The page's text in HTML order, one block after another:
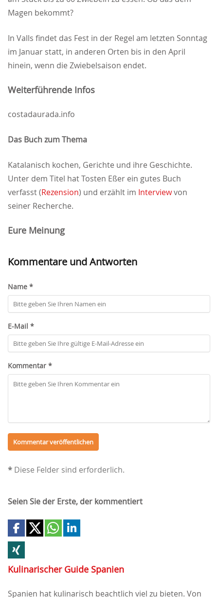
Magen bekommt?
In Valls findet das Fest in der Regel am letzten Sonntag
im Januar statt, in anderen Orten bis in den April
hinein, wenn die Zwiebelsaison endet.
Weiterführende Infos
costadaurada.info
Das Buch zum Thema
Katalanisch kochen, Gerichte und ihre Geschichte.
Unter dem Titel hat Tosten Eßer ein gutes Buch
verfasst (Rezension) und erzählt im Interviewvon
seiner Recherche.
Eure Meinung
Kommentare und Antworten
Name *
E-Mail *
Kommentar *
* Diese Felder sind erforderlich.
Seien Sie der Erste, der kommentiert
Kulinarischer Guide Spanien
Spanien hat kulinarisch beachtlich viel zu bieten. Von